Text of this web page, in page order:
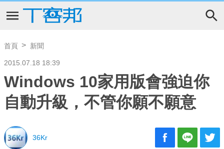
首頁 新聞
2015.07.18 18:39
Windows 10家用版會強迫你
自動升級，不管你願不願意
36Kr